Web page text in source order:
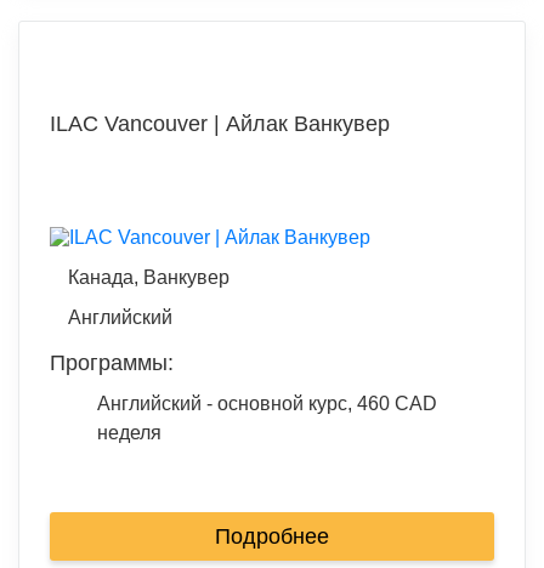
ILAC Vancouver | Айлак Ванкувер
Канада, Ванкувер
Английский
Программы:
Английский - основной курс, 460 CAD
неделя
Подробнее